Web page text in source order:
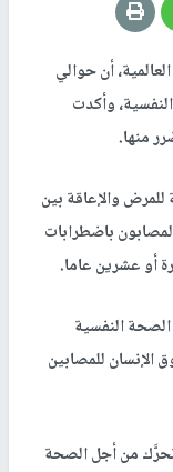
أن حوالي
وأكدت
منها.
للمرض والإعاقة بين
باضطرابات
أو عشرين عاما.
النفسية
الإنسان للمصابين
من أجل الصحة